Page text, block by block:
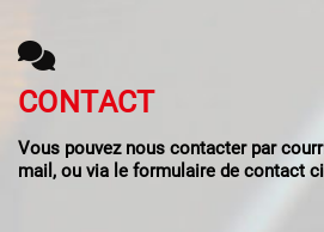
CONTACT
Vous pouvez nous contacter par
mail, ou via le formulaire de contact